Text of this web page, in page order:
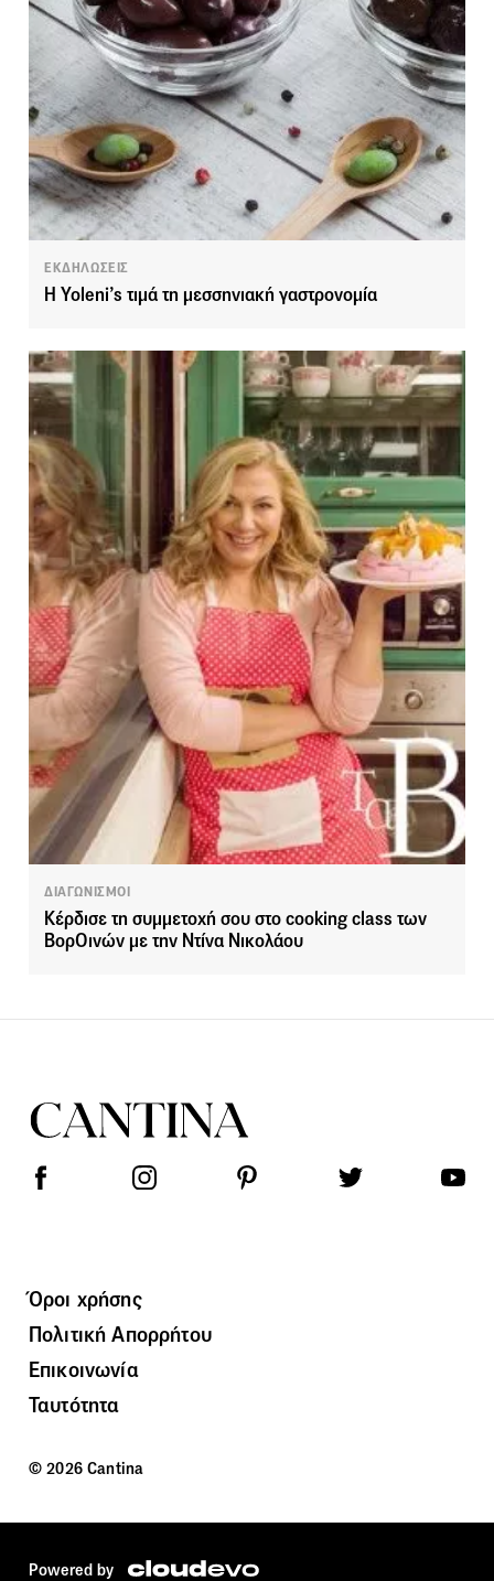
ΕΚΔΗΛΩΣΕΙΣ
Η Yoleni’s τιμά τη μεσσηνιακή γαστρονομία
ΔΙΑΓΩΝΙΣΜΟΙ
Κέρδισε τη συμμετοχή σου στο cooking class των
ΒορΟινών με την Ντίνα Νικολάου
Όροι χρήσης
Πολιτική Απορρήτου
Επικοινωνία
Ταυτότητα
© 2026 Cantina
Powered by